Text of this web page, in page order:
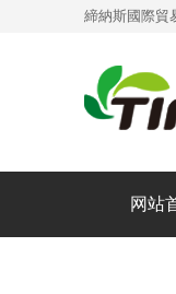
締納斯國際貿
网站